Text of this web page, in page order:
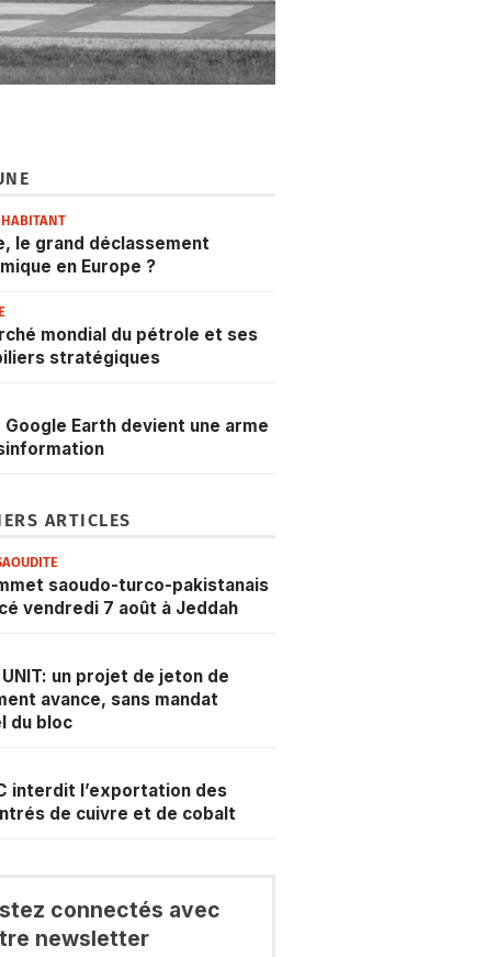
le grand déclassement
en Europe ?
mondial du pétrole et ses
stratégiques
Google Earth devient une arme
ARTICLES
saoudo-turco-pakistanais
vendredi 7 août à Jeddah
UNIT: un projet de jeton de
avance, sans mandat
du bloc
interdit l’exportation des
de cuivre et de cobalt
connectés avec
newsletter